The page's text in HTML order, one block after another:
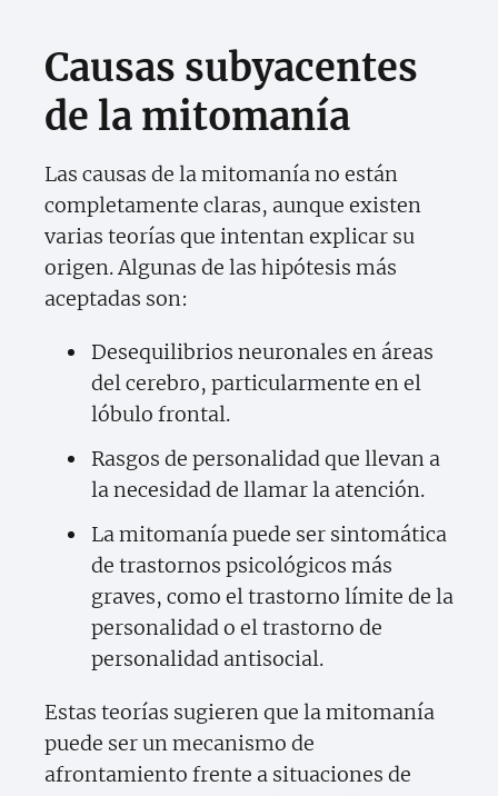
Causas subyacentes
de la mitomanía
Las causas de la mitomanía no están
completamente claras, aunque existen
varias teorías que intentan explicar su
origen. Algunas de las hipótesis más
aceptadas son:
Desequilibrios neuronales en áreas
del cerebro, particularmente en el
lóbulo frontal.
Rasgos de personalidad que llevan a
la necesidad de llamar la atención.
La mitomanía puede ser sintomática
de trastornos psicológicos más
graves, como el trastorno límite de la
personalidad o el trastorno de
personalidad antisocial.
Estas teorías sugieren que la mitomanía
puede ser un mecanismo de
afrontamiento frente a situaciones de